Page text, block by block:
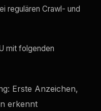
regulären Crawl- und
mit folgenden
Erste Anzeichen,
erkennt